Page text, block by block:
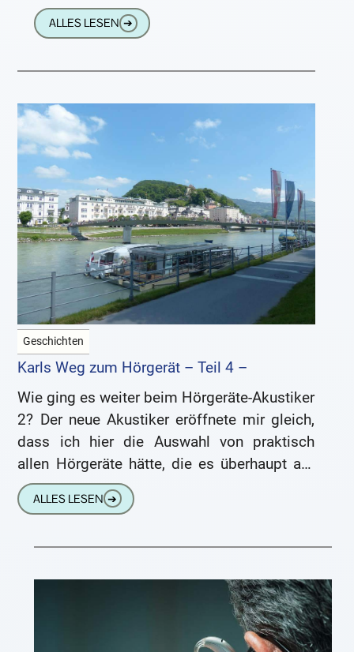
ist (Anmerkung: alle
ALLES LESEN ➔
Geschichten
Karls Weg zum Hörgerät – Teil 4 –
Wie ging es weiter beim Hörgeräte-Akustiker
2? Der neue Akustiker eröffnete mir gleich,
dass ich hier die Auswahl von praktisch
allen Hörgeräte hätte, die es überhaupt auf
dem Markt gäbe.
ALLES LESEN ➔